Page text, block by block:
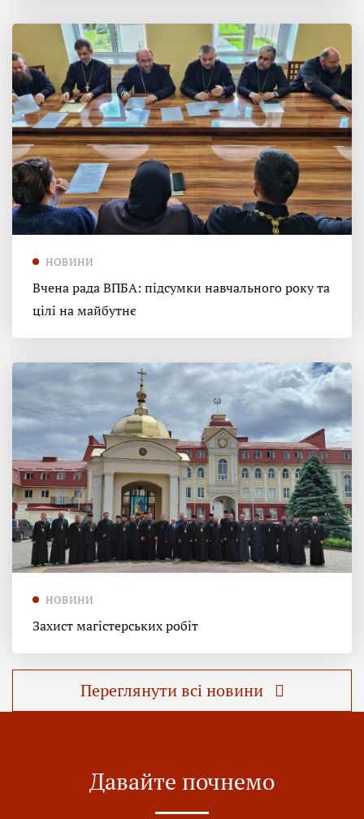
НОВИНИ
Вчена рада ВПБА: підсумки навчального року та
цілі на майбутнє
НОВИНИ
Захист магістерських робіт
Переглянути всі новини
Давайте почнемо